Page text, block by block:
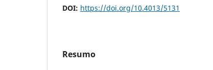
DOI: https://doi.org/10.4013/5131
Resumo